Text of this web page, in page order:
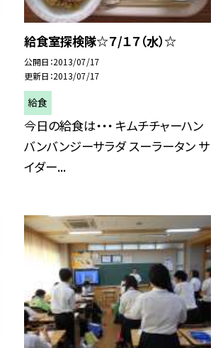
給食室探検隊☆７/１７（水）☆
公開日 2013/07/17
更新日 2013/07/17
給食
今日の給食は・・・ キムチチャーハン
バンバンジーサラダ スーラータン サ
イダー...